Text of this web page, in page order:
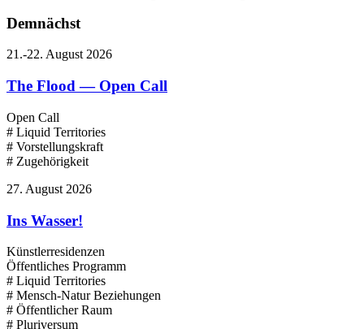
Demnächst
21.-22. August 2026
The Flood — Open Call
Open Call
# Liquid Territories
# Vorstellungskraft
# Zugehörigkeit
27. August 2026
Ins Wasser!
Künstlerresidenzen
Öffentliches Programm
# Liquid Territories
# Mensch-Natur Beziehungen
# Öffentlicher Raum
# Pluriversum